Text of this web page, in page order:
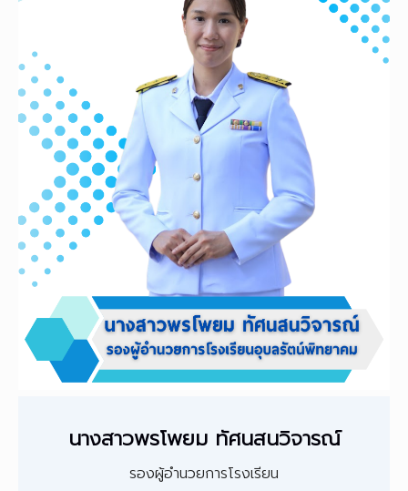
นางสาวพรโพยม ทัศนสนวิจารณ์
รองผู้อำนวยการโรงเรียน